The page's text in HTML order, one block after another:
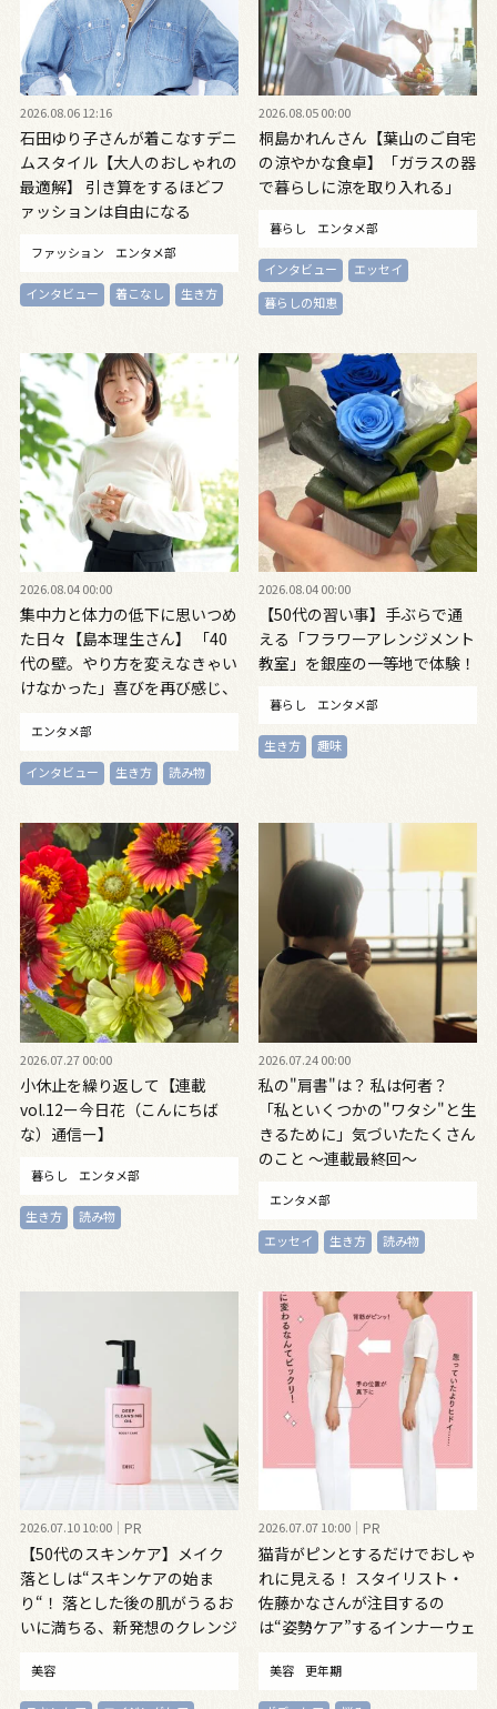
2026.08.06 12:16
石田ゆり子さんが着こなすデニ
ムスタイル【大人のおしゃれの
最適解】 引き算をするほどフ
ァッションは自由になる
ファッション エンタメ部
インタビュー 着こなし 生き方
2026.08.05 00:00
桐島かれんさん【葉山のご自宅
の涼やかな食卓】「ガラスの器
で暮らしに涼を取り入れる」
暮らし エンタメ部
インタビュー
エッセイ
暮らしの知恵
2026.08.04 00:00
集中力と体力の低下に思いつめ
た日々【島本理生さん】 「40
代の壁。やり方を変えなきゃい
けなかった」喜びを再び感じ、
エンタメ部
インタビュー 生き方 読み物
2026.08.04 00:00
【50代の習い事】手ぶらで通
える「フラワーアレンジメント
教室」を銀座の一等地で体験！
暮らし エンタメ部
生き方 趣味
2026.07.27 00:00
小休止を繰り返して【連載
vol.12ー今日花（こんにちば
な）通信ー】
暮らし エンタメ部
生き方 読み物
2026.07.24 00:00
私の"肩書"は？ 私は何者？
「私といくつかの"ワタシ"と生
きるために」気づいたたくさん
のこと ～連載最終回〜
エンタメ部
エッセイ 生き方 読み物
2026.07.10 10:00 PR
【50代のスキンケア】メイク
落としは“スキンケアの始ま
り“！ 落とした後の肌がうるお
いに満ちる、新発想のクレンジ
美容
2026.07.07 10:00 PR
猫背がピンとするだけでおしゃ
れに見える！ スタイリスト・
佐藤かなさんが注目するの
は“姿勢ケア”するインナーウェ
美容 更年期